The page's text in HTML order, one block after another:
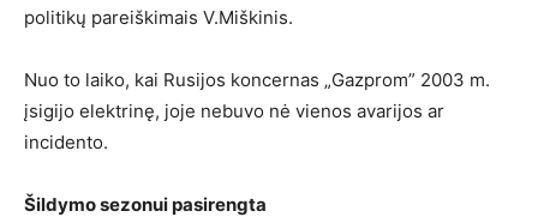
politikų pareiškimais V.Miškinis.
Nuo to laiko, kai Rusijos koncernas „Gazprom” 2003 m.
įsigijo elektrinę, joje nebuvo nė vienos avarijos ar
incidento.
Šildymo sezonui pasirengta